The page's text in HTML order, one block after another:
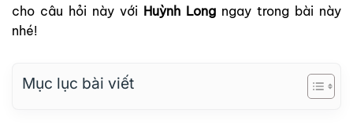
cho câu hỏi này với Huỳnh Long ngay trong bài này
nhé!
Mục lục bài viết